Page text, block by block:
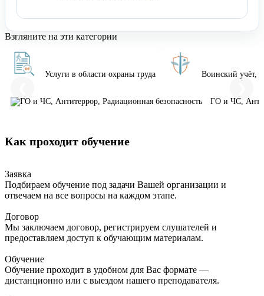
Взгляните на эти категории
Услуги в области охраны труда Воинский учёт,
ГО и ЧС,
Как проходит обучение
Заявка
Подбираем обучение под задачи Вашей организации и
отвечаем на все вопросы на каждом этапе.
Договор
Мы заключаем договор, регистрируем слушателей и
предоставляем доступ к обучающим материалам.
Обучение
Обучение проходит в удобном для Вас формате —
дистанционно или с выездом нашего преподавателя.